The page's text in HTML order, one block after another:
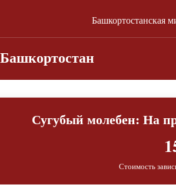
Башкортостанская
Сугубый молебен: На
Стоимость